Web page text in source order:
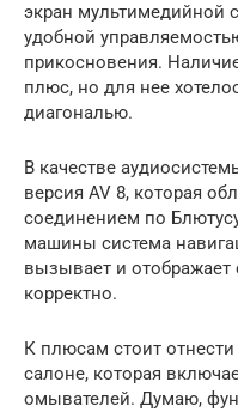
экран мультимедийной
удобной
прикосновения.
плюс, но для нее
диагональю.
В качестве
версия AV 8, которая
соединением по
машины система
вызывает и
корректно.
К плюсам стоит
салоне, которая
омывателей. Думаю,